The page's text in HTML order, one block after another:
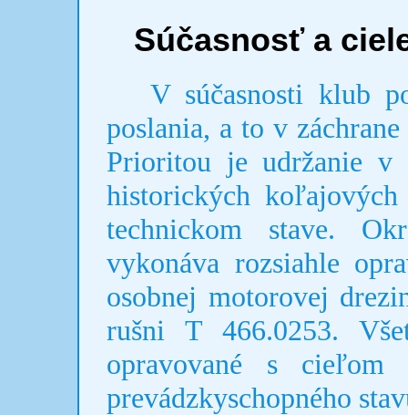
Súčasnosť a
V súčasnosti klub
poslania, a to v
Prioritou je udržanie v
historických
technickom stave.
vykonáva rozsiahle
osobnej motorovej
rušni T 466.0253.
opravované s cieľom
prevádzkyschopného